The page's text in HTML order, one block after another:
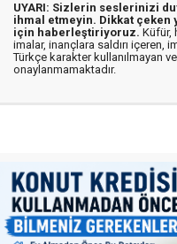
UYARI: Sizlerin seslerinizi
ihmal etmeyin. Dikkat
için haberleştiriyoruz. Küfür,
imalar, inançlara saldırı içeren,
Türkçe karakter kullanılmayan
onaylanmamaktadır.